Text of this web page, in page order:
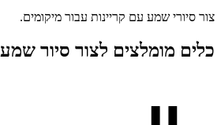
צור סיורי שמע עם קריינות עבור מיקומים.
כלים מומלצים לצור סיור שמע